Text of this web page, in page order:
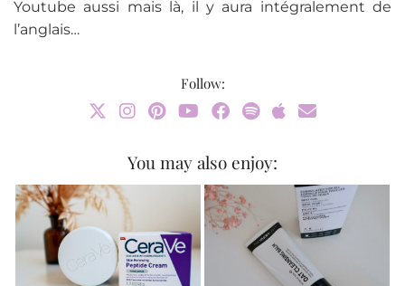
Youtube aussi mais là, il y aura intégralement de
l’anglais…
Follow:
You may also enjoy: